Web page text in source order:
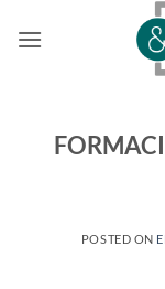
POSTED ON